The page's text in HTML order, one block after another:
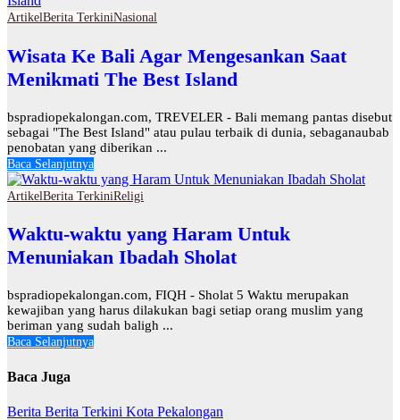
ArtikelBerita TerkiniNasional
Wisata Ke Bali Agar Mengesankan Saat
Menikmati The Best Island
bspradiopekalongan.com, TREVELER - Bali memang pantas disebut
sebagai "The Best Island" atau pulau terbaik di dunia, sebaganaubab
penobatan yang diberikan ...
Baca Selanjutnya
ArtikelBerita TerkiniReligi
Waktu-waktu yang Haram Untuk
Menuniakan Ibadah Sholat
bspradiopekalongan.com, FIQH - Sholat 5 Waktu merupakan
kewajiban yang harus dilakukan bagi setiap orang muslim yang
beriman yang sudah baligh ...
Baca Selanjutnya
Baca Juga
Berita Berita Terkini Kota Pekalongan